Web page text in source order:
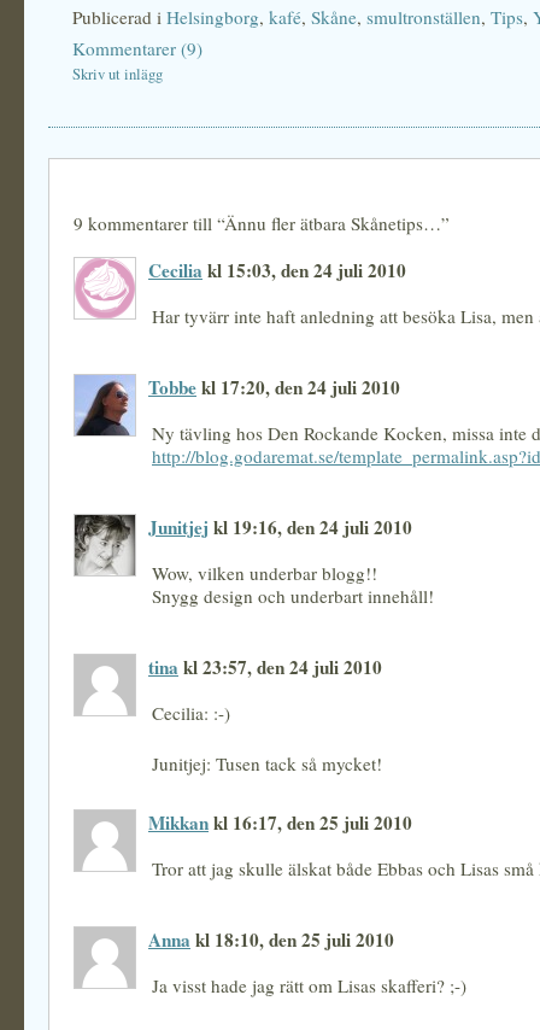
Publicerad i Helsingborg, kafé, Skåne, smultronställen, Tips,
Kommentarer (9)
Skriv ut inlägg
9 kommentarer till “Ännu fler ätbara Skånetips…”
Cecilia kl 15:03, den 24 juli 2010
Har tyvärr inte haft anledning att besöka Lisa, men
Tobbekl 17:20, den 24 juli 2010
Ny tävling hos Den Rockande Kocken, missa inte
http://blog.godaremat.se/
Junitjej kl 19:16, den 24 juli 2010
Wow, vilken underbar blogg!!
Snygg design och underbart innehåll!
tina kl 23:57, den 24 juli 2010
Cecilia: :-)
Junitjej: Tusen tack så mycket!
Mikkankl 16:17, den 25 juli 2010
Tror att jag skulle älskat både Ebbas och Lisas
Anna kl 18:10, den 25 juli 2010
Ja visst hade jag rätt om Lisas skafferi? ;-)